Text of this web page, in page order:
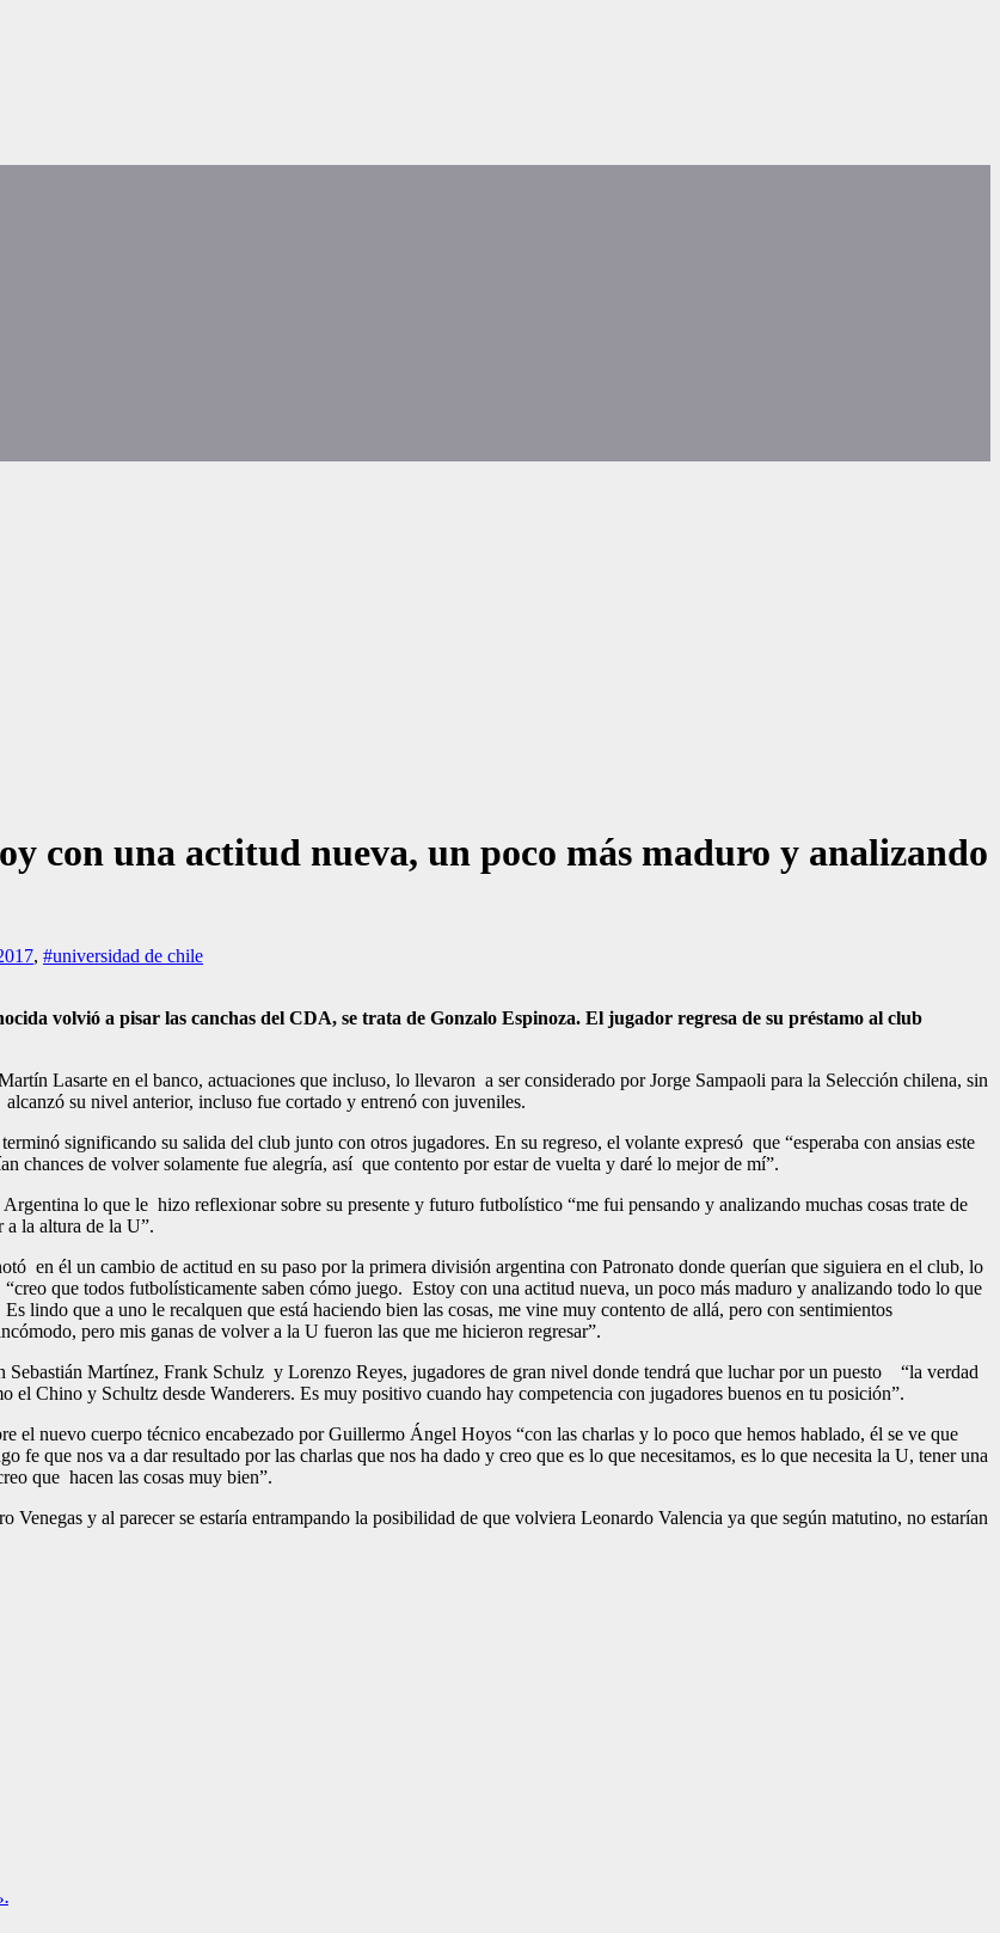
con una actitud nueva, un poco más maduro y analizando
, #universidad de chile
volvió a pisar las canchas del CDA, se trata de Gonzalo Espinoza. El jugador regresa de su préstamo al club
Lasarte en el banco, actuaciones que incluso, lo llevaron a ser considerado por Jorge Sampaoli para la Selección chilena, sin
su nivel anterior, incluso fue cortado y entrenó con juveniles.
significando su salida del club junto con otros jugadores. En su regreso, el volante expresó que “esperaba con ansias este
chances de volver solamente fue alegría, así que contento por estar de vuelta y daré lo mejor de mí”.
lo que le hizo reflexionar sobre su presente y futuro futbolístico “me fui pensando y analizando muchas cosas trate de
la altura de la U”.
en él un cambio de actitud en su paso por la primera división argentina con Patronato donde querían que siguiera en el club, lo
que todos futbolísticamente saben cómo juego. Estoy con una actitud nueva, un poco más maduro y analizando todo lo que
lindo que a uno le recalquen que está haciendo bien las cosas, me vine muy contento de allá, pero con sentimientos
pero mis ganas de volver a la U fueron las que me hicieron regresar”.
Sebastián Martínez, Frank Schulz y Lorenzo Reyes, jugadores de gran nivel donde tendrá que luchar por un puesto “la verdad
Chino y Schultz desde Wanderers. Es muy positivo cuando hay competencia con jugadores buenos en tu posición”.
el nuevo cuerpo técnico encabezado por Guillermo Ángel Hoyos “con las charlas y lo poco que hemos hablado, él se ve que
fe que nos va a dar resultado por las charlas que nos ha dado y creo que es lo que necesitamos, es lo que necesita la U, tener una
que hacen las cosas muy bien”.
y al parecer se estaría entrampando la posibilidad de que volviera Leonardo Valencia ya que según matutino, no estarían